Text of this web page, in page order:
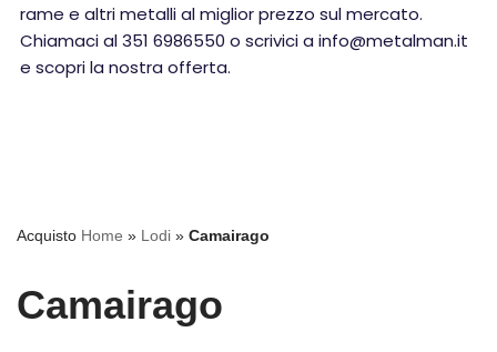
rame e altri metalli al miglior prezzo sul mercato.
Chiamaci al 351 6986550 o scrivici a info@metalman.it
e scopri la nostra offerta.
Acquisto Home » Lodi » Camairago
Camairago